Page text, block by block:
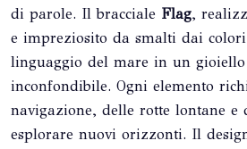
di parole. Il bracciale Flag,
e impreziosito da smalti dai
linguaggio del mare in un gioiello
inconfondibile. Ogni elemento
navigazione, delle rotte lontane
esplorare nuovi orizzonti. Il